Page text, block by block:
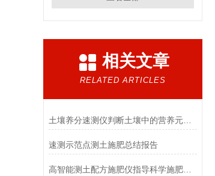
相关文章
RELATED ARTICLES
土壤养分速测仪判断土壤中的营养元素是否过量
速测示范点测土施肥总结报告
高智能测土配方施肥仪指导科学施肥技巧生长效果好